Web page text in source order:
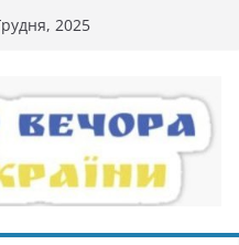
2025